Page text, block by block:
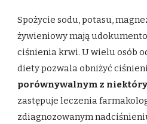
Spożycie sodu, potasu,
żywieniowy mają
ciśnienia krwi. U wielu osób
diety pozwala obniżyć
porównywalnym z
zastępuje leczenia
zdiagnozowanym